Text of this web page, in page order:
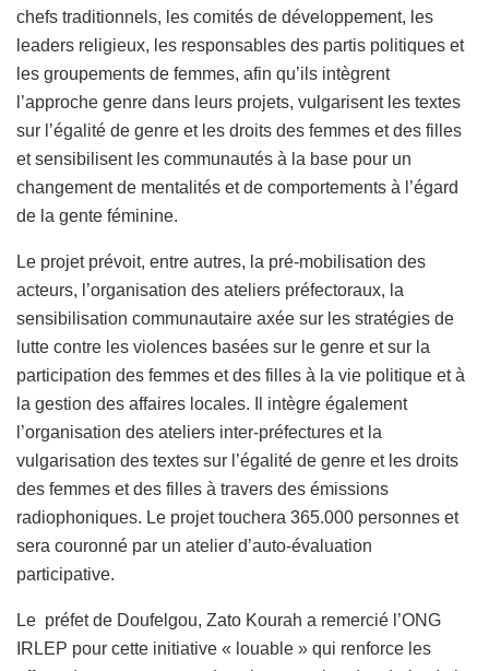
chefs traditionnels, les comités de développement, les
leaders religieux, les responsables des partis politiques et
les groupements de femmes, afin qu’ils intègrent
l’approche genre dans leurs projets, vulgarisent les textes
sur l’égalité de genre et les droits des femmes et des filles
et sensibilisent les communautés à la base pour un
changement de mentalités et de comportements à l’égard
de la gente féminine.
Le projet prévoit, entre autres, la pré-mobilisation des
acteurs, l’organisation des ateliers préfectoraux, la
sensibilisation communautaire axée sur les stratégies de
lutte contre les violences basées sur le genre et sur la
participation des femmes et des filles à la vie politique et à
la gestion des affaires locales. Il intègre également
l’organisation des ateliers inter-préfectures et la
vulgarisation des textes sur l’égalité de genre et les droits
des femmes et des filles à travers des émissions
radiophoniques. Le projet touchera 365.000 personnes et
sera couronné par un atelier d’auto-évaluation
participative.
Le préfet de Doufelgou, Zato Kourah a remercié l’ONG
IRLEP pour cette initiative « louable » qui renforce les